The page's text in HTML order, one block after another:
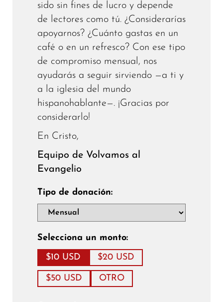
sido sin fines de lucro y depende
de lectores como tú. ¿Considerarías
apoyarnos? ¿Cuánto gastas en un
café o en un refresco? Con ese tipo
de compromiso mensual, nos
ayudarás a seguir sirviendo —a ti y
a la iglesia del mundo
hispanohablante—. ¡Gracias por
considerarlo!
En Cristo,
Equipo de Volvamos al
Evangelio
Tipo de donación:
Selecciona un monto:
$10 USD $20 USD
$50 USD OTRO